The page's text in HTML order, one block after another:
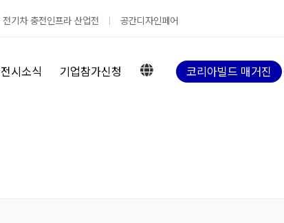
전기차 충전인프라 산업전 공간디자인페어
전시소식 기업참가신청 코리아빌드 매거진